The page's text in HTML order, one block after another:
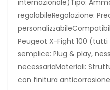
internazionale)Tipo:
regolabileRegolazione:
Peugeot X-Fight 100
semplice: Plug & play,
necessariaMateriali:
con finitura anticorrosione